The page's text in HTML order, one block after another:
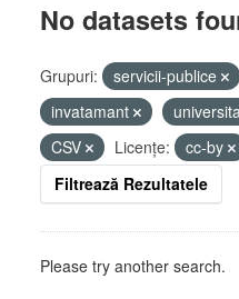
No datasets
Grupuri: servicii-publice
invatamant
CSV
Licenţe: cc-by
Filtrează Rezultatele
Please try another search.